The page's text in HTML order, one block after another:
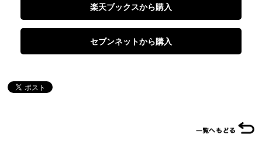
楽天ブックスから購入
セブンネットから購入